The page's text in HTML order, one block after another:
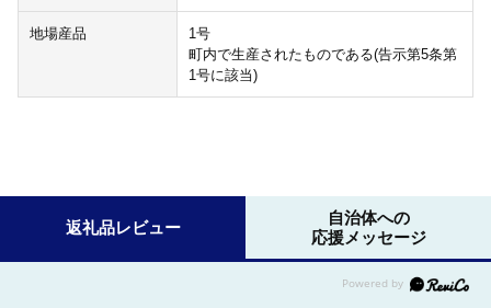
地場産品
1号
町内で生産されたものである(告示第5条第
1号に該当)
返礼品レビュー
自治体への
応援メッセージ